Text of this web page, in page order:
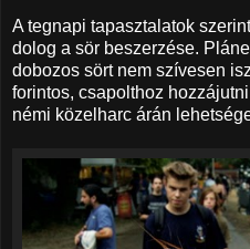
A tegnapi tapasztalatok
dolog a sör beszerzése.
dobozos sört nem szívesen
forintos, csapolthoz
némi közelharc árán